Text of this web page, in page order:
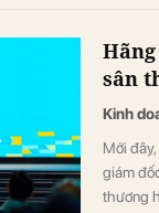
sân
Kinh
Mới
giám
thương